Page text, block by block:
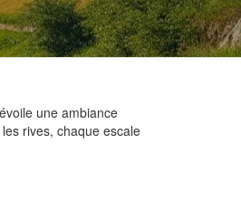
une ambiance
rives, chaque escale